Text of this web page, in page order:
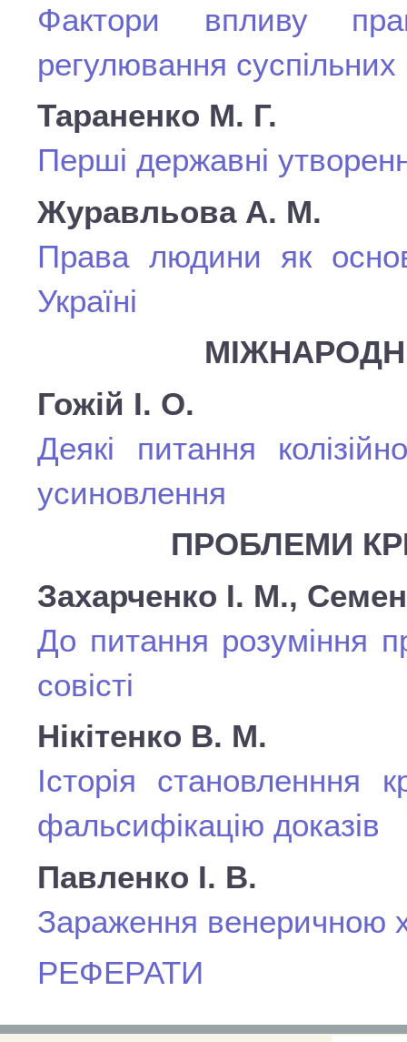
Фактори впливу
регулювання суспільних
Тараненко М. Г.
Перші державні
Журавльова А. М.
Права людини як
Україні
Гожій І. О.
Деякі питання
усиновлення
ПРОБЛЕМИ
Захарченко І. М.,
До питання розуміння
совісті
Нікітенко В. М.
Історія становленння
фальсифікацію доказів
Павленко І. В.
Зараження венеричною
РЕФЕРАТИ